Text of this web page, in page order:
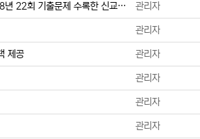
년 22회 기출문제 수록한 신교… 관리자
관리자
제공 관리자
관리자
관리자
관리자